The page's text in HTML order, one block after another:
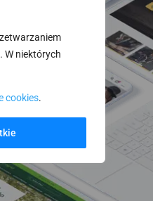
W niektórych
cookies.